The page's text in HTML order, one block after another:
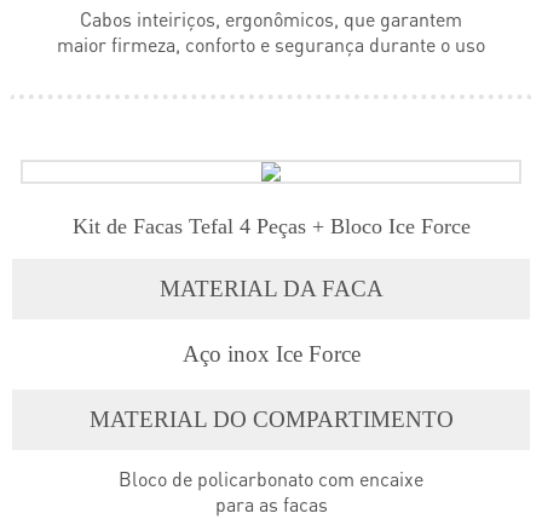
Cabos inteiriços, ergonômicos, que garantem
maior firmeza, conforto e segurança durante o uso
Kit de Facas Tefal 4 Peças + Bloco Ice Force
MATERIAL DA FACA
Aço inox Ice Force
MATERIAL DO COMPARTIMENTO
Bloco de policarbonato com encaixe
para as facas